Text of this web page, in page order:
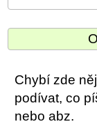
Chybí zde
podívat, co
nebo abz.